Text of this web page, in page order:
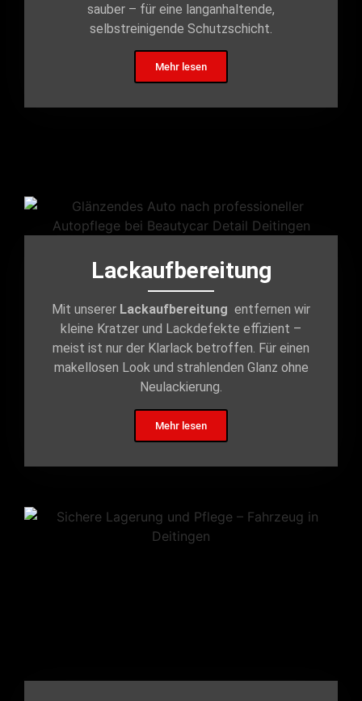
sauber – für eine langanhaltende,
selbstreinigende Schutzschicht.
Mehr lesen
Lackaufbereitung
Mit unserer Lackaufbereitung entfernen wir
kleine Kratzer und Lackdefekte effizient –
meist ist nur der Klarlack betroffen. Für einen
makellosen Look und strahlenden Glanz ohne
Neulackierung.
Mehr lesen